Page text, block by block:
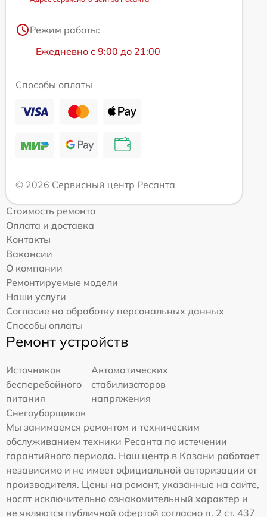
Режим работы:
Ежедневно с 9:00 до 21:00
Способы оплаты
© 2026 Сервисный центр Ресанта
Стоимость ремонта
Оплата и доставка
Контакты
Вакансии
О компании
Ремонтируемые модели
Наши услуги
Согласие на обработку персональных данных
Способы оплаты
Ремонт устройств
Источников
бесперебойного
питания
Автоматических
стабилизаторов
напряжения
Снегоуборщиков
Мы занимаемся ремонтом и техническим
обслуживанием техники Ресанта по истечении
гарантийного периода. Наш центр в Казани работает
независимо и не имеет официальной авторизации от
производителя. Цены на ремонт, указанные на сайте,
носят исключительно ознакомительный характер и
не являются публичной офертой согласно п. 2 ст. 437